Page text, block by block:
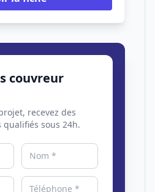
couvreur
recevez des
sous 24h.